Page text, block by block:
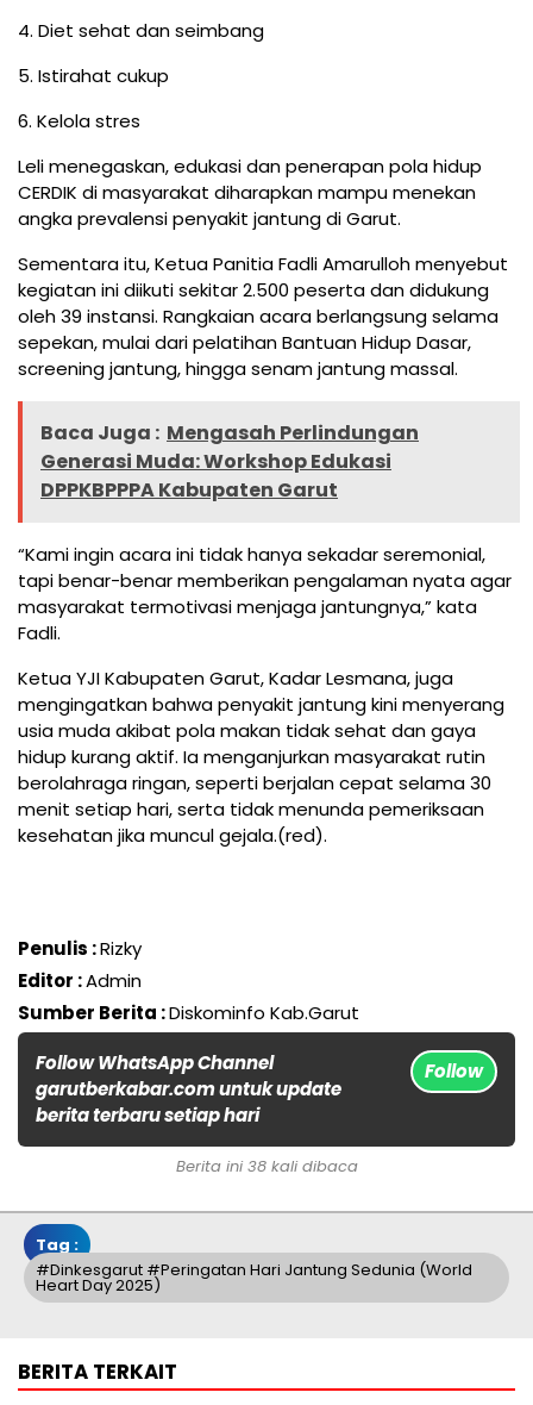
4. Diet sehat dan seimbang
5. Istirahat cukup
6. Kelola stres
Leli menegaskan, edukasi dan penerapan pola hidup
CERDIK di masyarakat diharapkan mampu menekan
angka prevalensi penyakit jantung di Garut.
Sementara itu, Ketua Panitia Fadli Amarulloh menyebut
kegiatan ini diikuti sekitar 2.500 peserta dan didukung
oleh 39 instansi. Rangkaian acara berlangsung selama
sepekan, mulai dari pelatihan Bantuan Hidup Dasar,
screening jantung, hingga senam jantung massal.
Baca Juga : Mengasah Perlindungan
Generasi Muda: Workshop Edukasi
DPPKBPPPA Kabupaten Garut
“Kami ingin acara ini tidak hanya sekadar seremonial,
tapi benar-benar memberikan pengalaman nyata agar
masyarakat termotivasi menjaga jantungnya,” kata
Fadli.
Ketua YJI Kabupaten Garut, Kadar Lesmana, juga
mengingatkan bahwa penyakit jantung kini menyerang
usia muda akibat pola makan tidak sehat dan gaya
hidup kurang aktif. Ia menganjurkan masyarakat rutin
berolahraga ringan, seperti berjalan cepat selama 30
menit setiap hari, serta tidak menunda pemeriksaan
kesehatan jika muncul gejala.(red).
Penulis :Rizky
Editor :Admin
Sumber Berita :Diskominfo Kab.Garut
Follow WhatsApp Channel
garutberkabar.com untuk update
berita terbaru setiap hari
Follow
Berita ini 38 kali dibaca
Tag :
#Dinkesgarut #peringatan Hari Jantung Sedunia (World
Heart Day 2025)
BERITA TERKAIT